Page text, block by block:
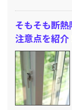
そもそも断
注意点を紹介